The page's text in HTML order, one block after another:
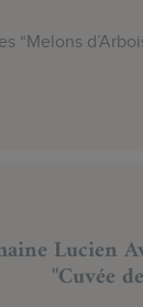
“Melons
Lucien
"Cuvée